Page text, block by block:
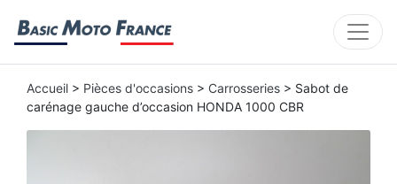
Accueil > Pièces d'occasions > Carrosseries > Sabot de
carénage gauche d’occasion HONDA 1000 CBR